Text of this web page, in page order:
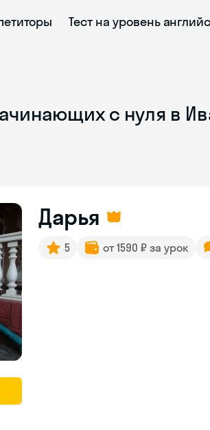
Тест на уровень
с нуля в
Дарья
5 от 1590 ₽ за урок